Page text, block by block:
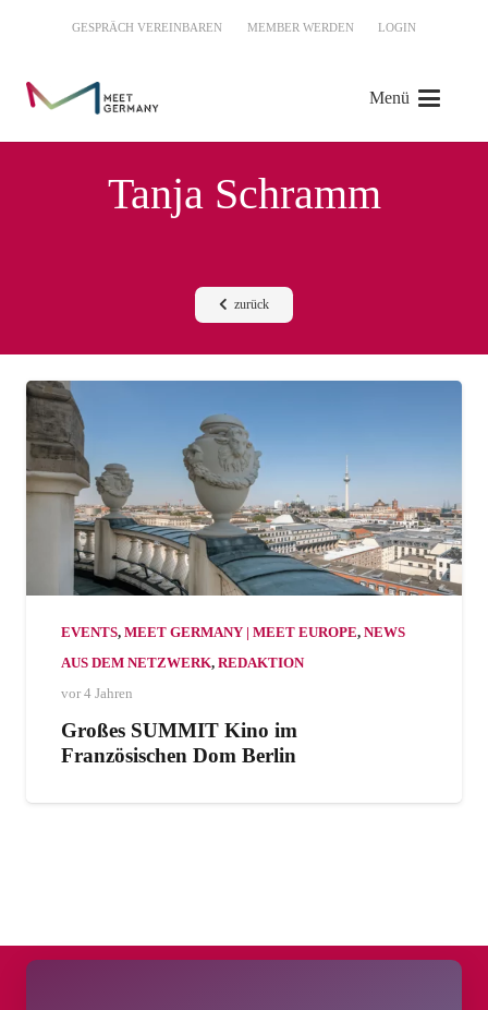
GESPRÄCH VEREINBAREN MEMBER WERDEN LOGIN
Menü
Tanja Schramm
zurück
EVENTS, MEET GERMANY | MEET EUROPE, NEWS
AUS DEM NETZWERK, REDAKTION
vor 4 Jahren
Großes SUMMIT Kino im
Französischen Dom Berlin